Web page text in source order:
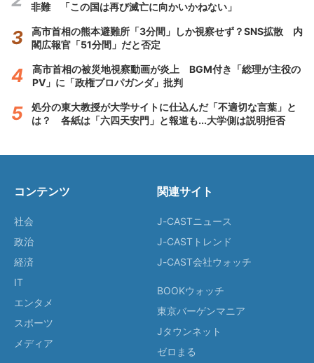
非難 「この国は再び滅亡に向かいかねない」
高市首相の熊本避難所「3分間」しか視察せず？SNS拡散 内
閣広報官「51分間」だと否定
高市首相の被災地視察動画が炎上 BGM付き「総理が主役の
PV」に「政権プロパガンダ」批判
処分の東大教授が大学サイトに仕込んだ「不適切な言葉」と
は？ 各紙は「六四天安門」と報道も...大学側は説明拒否
コンテンツ
社会
政治
経済
IT
エンタメ
スポーツ
メディア
関連サイト
J-CASTニュース
J-CASTトレンド
J-CAST会社ウォッチ
BOOKウォッチ
東京バーゲンマニア
Jタウンネット
ゼロまる